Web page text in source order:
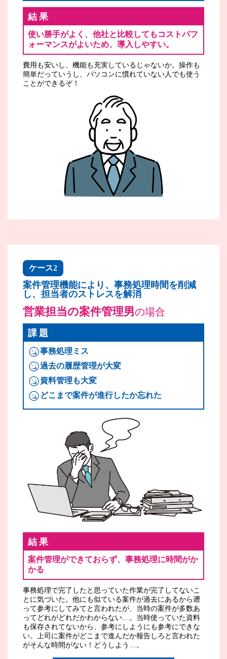
結果
使い勝手がよく、他社と比較してもコストパフ
ォーマンスがよいため、導入しやすい。
費用も安いし、機能も充実しているじゃないか。操作も
簡単だっていうし、パソコンに慣れていない人でも使う
ことができるぞ！
ケース2
案件管理機能により、事務処理時間を削減
し、担当者のストレスを解消
営業担当の案件管理男の場合
課題
事務処理ミス
過去の履歴管理が大変
資料管理も大変
どこまで案件が進行したか忘れた
結果
案件管理ができておらず、事務処理に時間がか
かる
事務処理で完了したと思っていた作業が完了してないこ
とに気づいた。他にも似ている案件が過去にあるから遡
って参考にしてみてと言われたが、当時の案件が多数あ
ってどれがどれだかわからない…。当時使っていた資料
も保存されてないから、参考にしようにも参考にできな
い。上司に案件がどこまで進んだか報告しろと言われた
がそんな時間がない！どうしよう…。